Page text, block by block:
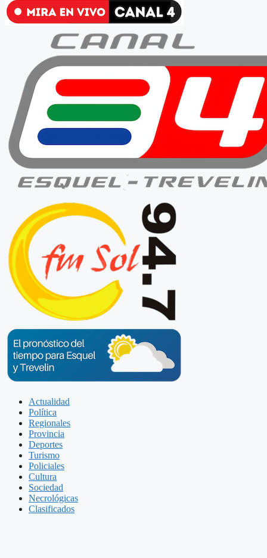
Actualidad
Política
Regionales
Provincia
Deportes
Turismo
Policiales
Cultura
Sociedad
Necrológicas
Clasificados